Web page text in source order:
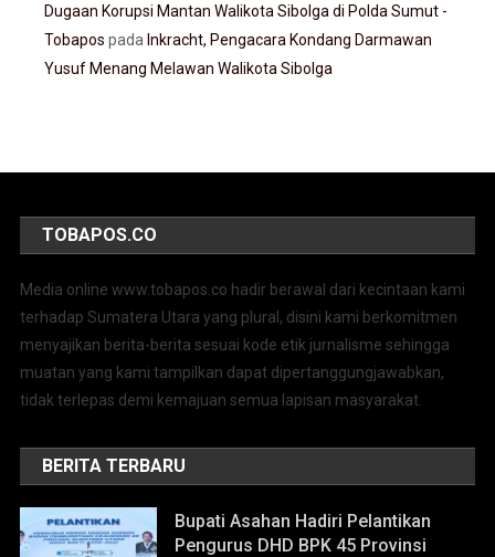
Dugaan Korupsi Mantan Walikota Sibolga di Polda Sumut -
Tobapos pada Inkracht, Pengacara Kondang Darmawan
Yusuf Menang Melawan Walikota Sibolga
TOBAPOS.CO
Media online www.tobapos.co hadir berawal dari kecintaan kami
terhadap Sumatera Utara yang plural, disini kami berkomitmen
menyajikan berita-berita sesuai kode etik jurnalisme sehingga
muatan yang kami tampilkan dapat dipertanggungjawabkan,
tidak terlepas demi kemajuan semua lapisan masyarakat.
BERITA TERBARU
Bupati Asahan Hadiri Pelantikan
Pengurus DHD BPK 45 Provinsi